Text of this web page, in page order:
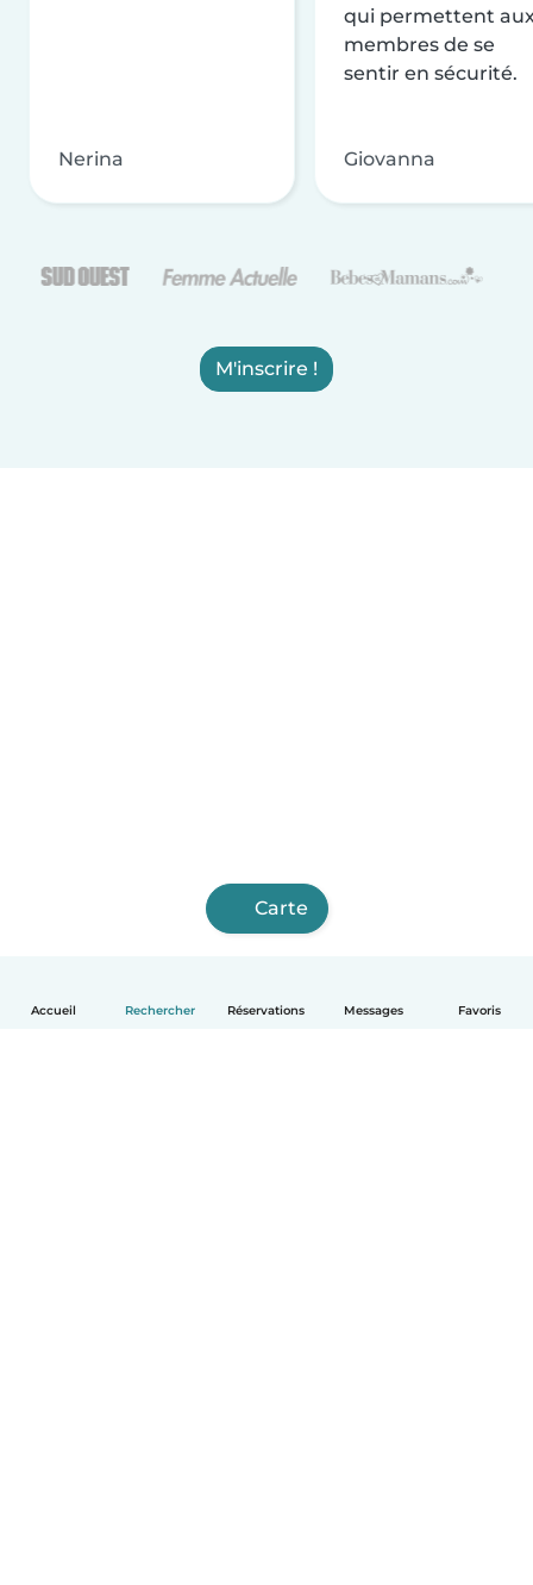
Accueil Rechercher Réservations Messages Favoris
Nerina
qui permettent
membres de se
sentir en sécurité.
Giovanna
M'inscrire !
Carte